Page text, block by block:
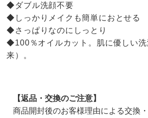
◆ダブル洗顔不要
◆しっかりメイクも簡単におとせる
◆さっぱりなのにしっとり
◆100％オイルカット。肌に優しい洗
来）。
【返品・交換のご注意】
商品開封後のお客様理由による交換